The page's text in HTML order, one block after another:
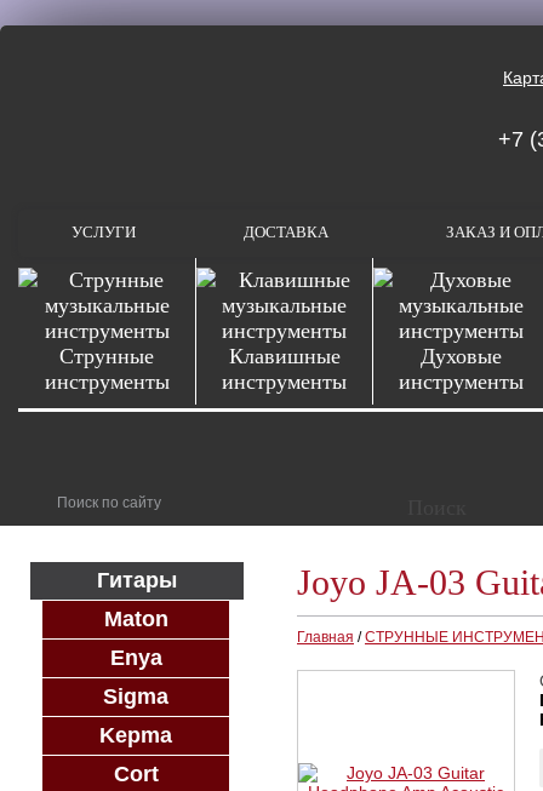
+7
УСЛУГИ ДОСТАВКА ЗАКАЗ И
Струнные
инструменты
Клавишные
инструменты
Духовые
инструменты
Joyo JA-03
Главная /СТРУННЫЕ
Гитары
Maton
Enya
Sigma
Kepma
Cort